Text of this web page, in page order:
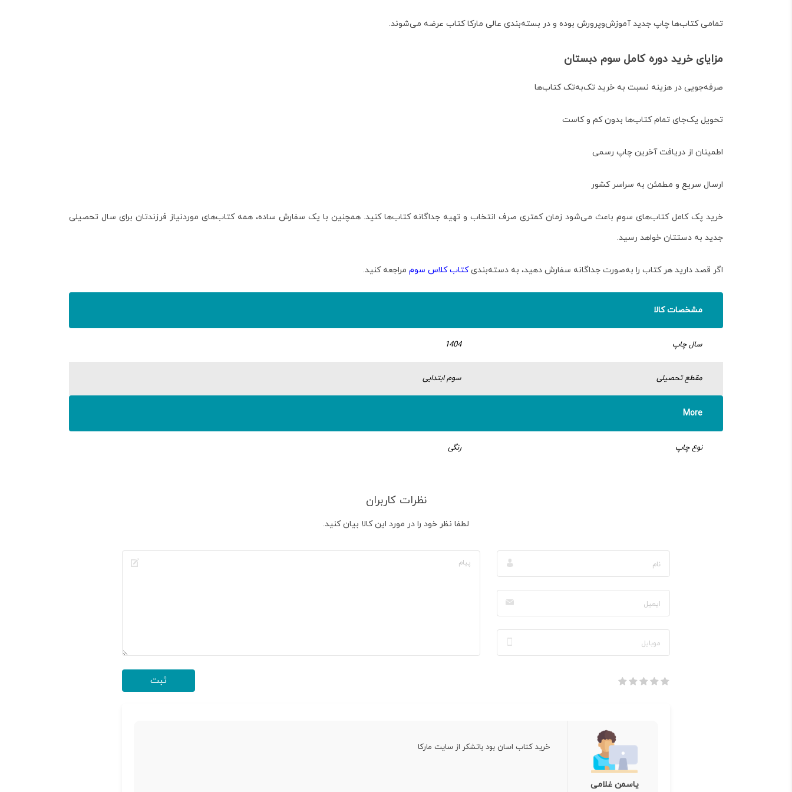
تمامی کتاب‌ها چاپ جدید آموزش‌وپرورش بوده و در بسته‌بندی عالی مارکا کتاب عرضه می‌شوند.
مزایای خرید دوره کامل سوم دبستان
صرفه‌جویی در هزینه نسبت به خرید تک‌به‌تک کتاب‌ها
تحویل یک‌جای تمام کتاب‌ها بدون کم و کاست
اطمینان از دریافت آخرین چاپ رسمی
ارسال سریع و مطمئن به سراسر کشور
خرید پک کامل کتاب‌های سوم باعث می‌شود زمان کمتری صرف انتخاب و تهیه جداگانه کتاب‌ها کنید. همچنین با یک سفارش ساده، همه کتاب‌های موردنیاز فرزندتان برای سال تحصیلی
جدید به دستتان خواهد رسید.
اگر قصد دارید هر کتاب را به‌صورت جداگانه سفارش دهید، به دسته‌بندیکتاب کلاس سوم مراجعه کنید.
مشخصات کالا
سال چاپ 1404
مقطع تحصیلی سوم ابتدایی
More
نوع چاپ رنگی
نظرات کاربران
لطفا نظر خود را در مورد این کالا بیان کنید.
یاسمن غلامی
خرید کتاب اسان بود باتشکر از سایت مارکا